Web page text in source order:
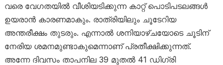
വരെ വേഗതയിൽ വീശിയടിക്കുന്ന കാറ്റ് പൊടിപടലങ്ങൾ
ഉയരാൻ കാരണമാകും. രാത്രിയിലും ചൂടേറിയ
അന്തരീക്ഷം തുടരും. എന്നാൽ ശനിയാഴ്ചയോടെ ചൂടിന്
നേരിയ ശമനമുണ്ടാകുമെന്നാണ് പ്രതീക്ഷിക്കുന്നത്.
അന്നേ ദിവസം താപനില 39 മുതൽ 41 ഡിഗ്രി